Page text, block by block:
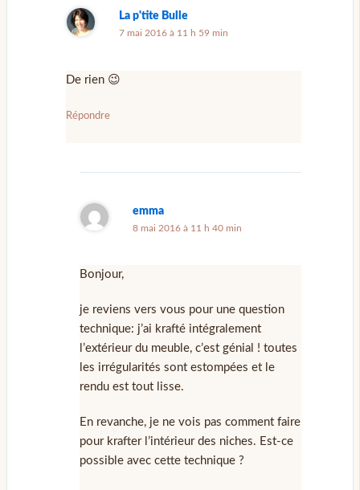
La p'tite Bulle
7 mai 2016 à 11 h 59 min
De rien 😉
Répondre
emma
8 mai 2016 à 11 h 40 min
Bonjour,
je reviens vers vous pour une question
technique: j’ai krafté intégralement
l’extérieur du meuble, c’est génial ! toutes
les irrégularités sont estompées et le
rendu est tout lisse.
En revanche, je ne vois pas comment faire
pour krafter l’intérieur des niches. Est-ce
possible avec cette technique ?